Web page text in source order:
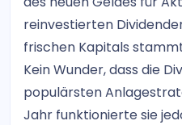
reinvestierten
frischen Kapitals
Kein Wunder, dass die
populärsten
Jahr funktionierte sie